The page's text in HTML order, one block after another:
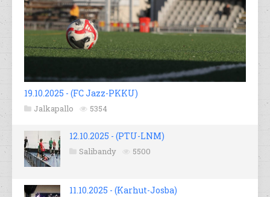
19.10.2025 - (FC Jazz-PKKU)
Jalkapallo 5354
12.10.2025 - (PTU-LNM)
Salibandy 5500
11.10.2025 - (Karhut-Josba)